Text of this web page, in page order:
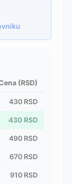
(RSD)
430 RSD
430 RSD
490 RSD
670 RSD
910 RSD